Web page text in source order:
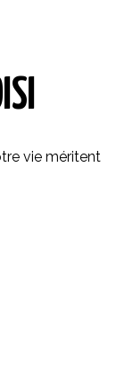
vie méritent